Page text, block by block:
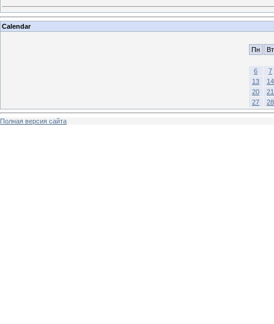
Calendar
Пн Вт
6
7
13
14
20
21
27
28
Полная версия сайта